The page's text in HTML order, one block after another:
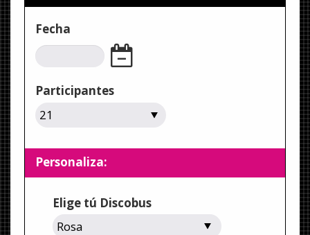
Fecha
Participantes
Personaliza:
Elige tú Discobus